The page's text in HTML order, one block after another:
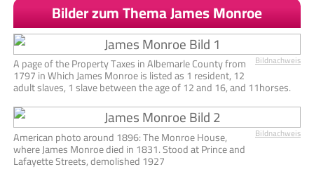
Bilder zum Thema James Monroe
Bildnachweis
A page of the Property Taxes in Albemarle County from
1797 in Which James Monroe is listed as 1 resident, 12
adult slaves, 1 slave between the age of 12 and 16, and 11horses.
Bildnachweis
American photo around 1896: The Monroe House,
where James Monroe died in 1831. Stood at Prince and
Lafayette Streets, demolished 1927